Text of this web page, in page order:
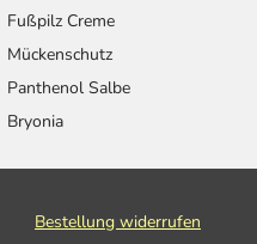
Fußpilz Creme
Mückenschutz
Panthenol Salbe
Bryonia
Bestellung widerrufen